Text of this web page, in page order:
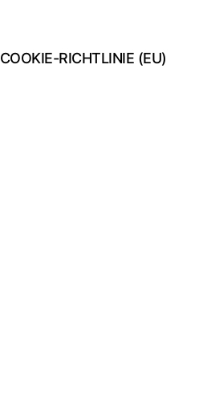
COOKIE-RICHTLINIE (EU)